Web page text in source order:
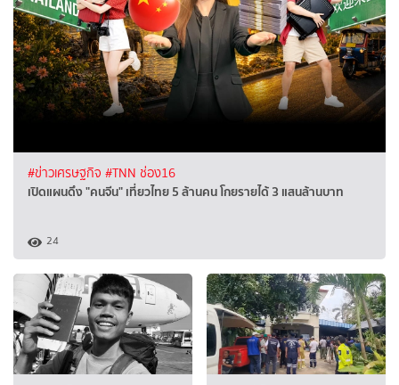
#ข่าวเศรษฐกิจ #TNN ช่อง16
เปิดแผนดึง "คนจีน" เที่ยวไทย 5 ล้านคน โกยรายได้ 3 แสนล้านบาท
24